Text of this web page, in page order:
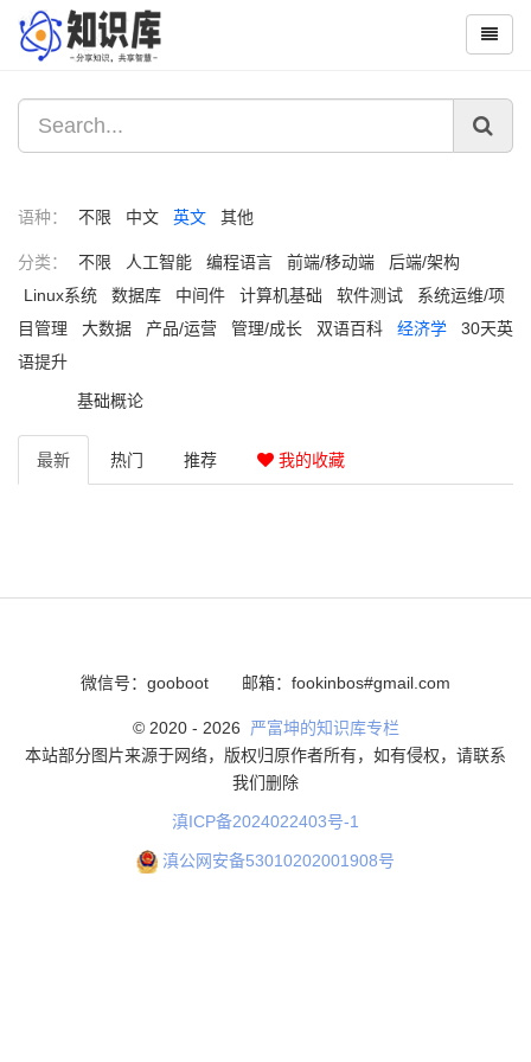
语种： 不限 中文 英文 其他
分类： 不限 人工智能 编程语言 前端/移动端
后端/架构
Linux系统
数据库 中间件 计算机基础 软件测试
系统运维/项
目管理
大数据 产品/运营 管理/成长 双语百科 经济学
30天英
语提升
基础概论
最新 热门 推荐 我的收藏
微信号：gooboot 邮箱：fookinbos#gmail.com
© 2020 - 2026
严富坤的知识库专栏
本站部分图片来源于网络，版权归原作者所有，如有侵权，请联系
我们删除
滇ICP备2024022403号-1
滇公网安备53010202001908号